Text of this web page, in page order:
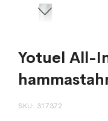
Yotuel All-
SKU 317372